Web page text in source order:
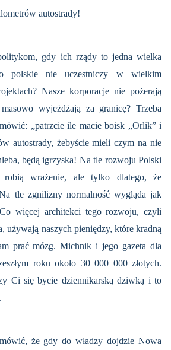
autostrady!
gdy ich rządy to jedna wielka
polskie nie uczestniczy w wielkim
Nasze korporacje nie pożerają
wyjeżdżają za granicę? Trzeba
„patrzcie ile macie boisk „Orlik” i
autostrady, żebyście mieli czym na nie
będą igrzyska! Na tle rozwoju Polski
robią wrażenie, ale tylko dlatego, że
tle zgnilizny normalność wygląda jak
więcej architekci tego rozwoju, czyli
używają naszych pieniędzy, które kradną
prać mózg. Michnik i jego gazeta dla
roku około 30 000 000 złotych.
Ci się bycie dziennikarską dziwką i to
że gdy do władzy dojdzie Nowa